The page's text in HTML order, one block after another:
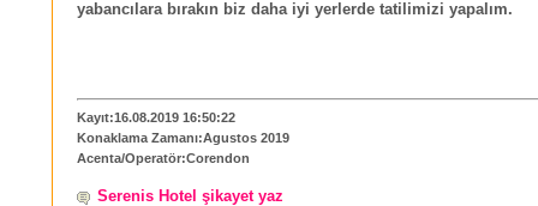
yabancılara bırakın biz daha iyi yerlerde tatilimizi yapalım.
Kayıt:16.08.2019 16:50:22
Konaklama Zamanı:Agustos 2019
Acenta/Operatör:Corendon
Serenis Hotel şikayet yaz